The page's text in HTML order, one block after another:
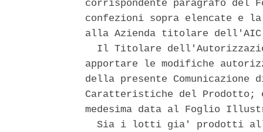
corrispondente paragrafo
confezioni sopra elencate
alla Azienda titolare
Il Titolare
apportare le modifiche
della presente
Caratteristiche del
medesima data al Foglio
Sia i lotti gia' prodotti